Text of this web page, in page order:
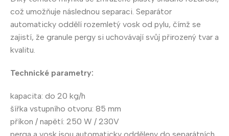
což umožňuje následnou separaci. Separátor
automaticky oddělí rozemletý vosk od pylu, čímž se
zajistí, že granule pergy si uchovávají svůj přirozený tvar a
kvalitu.
Technické parametry:
kapacita: do 20 kg/h
šířka vstupního otvoru: 85 mm
příkon / napětí: 250 W / 230V